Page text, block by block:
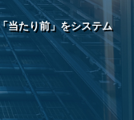
当たり前」をシステム